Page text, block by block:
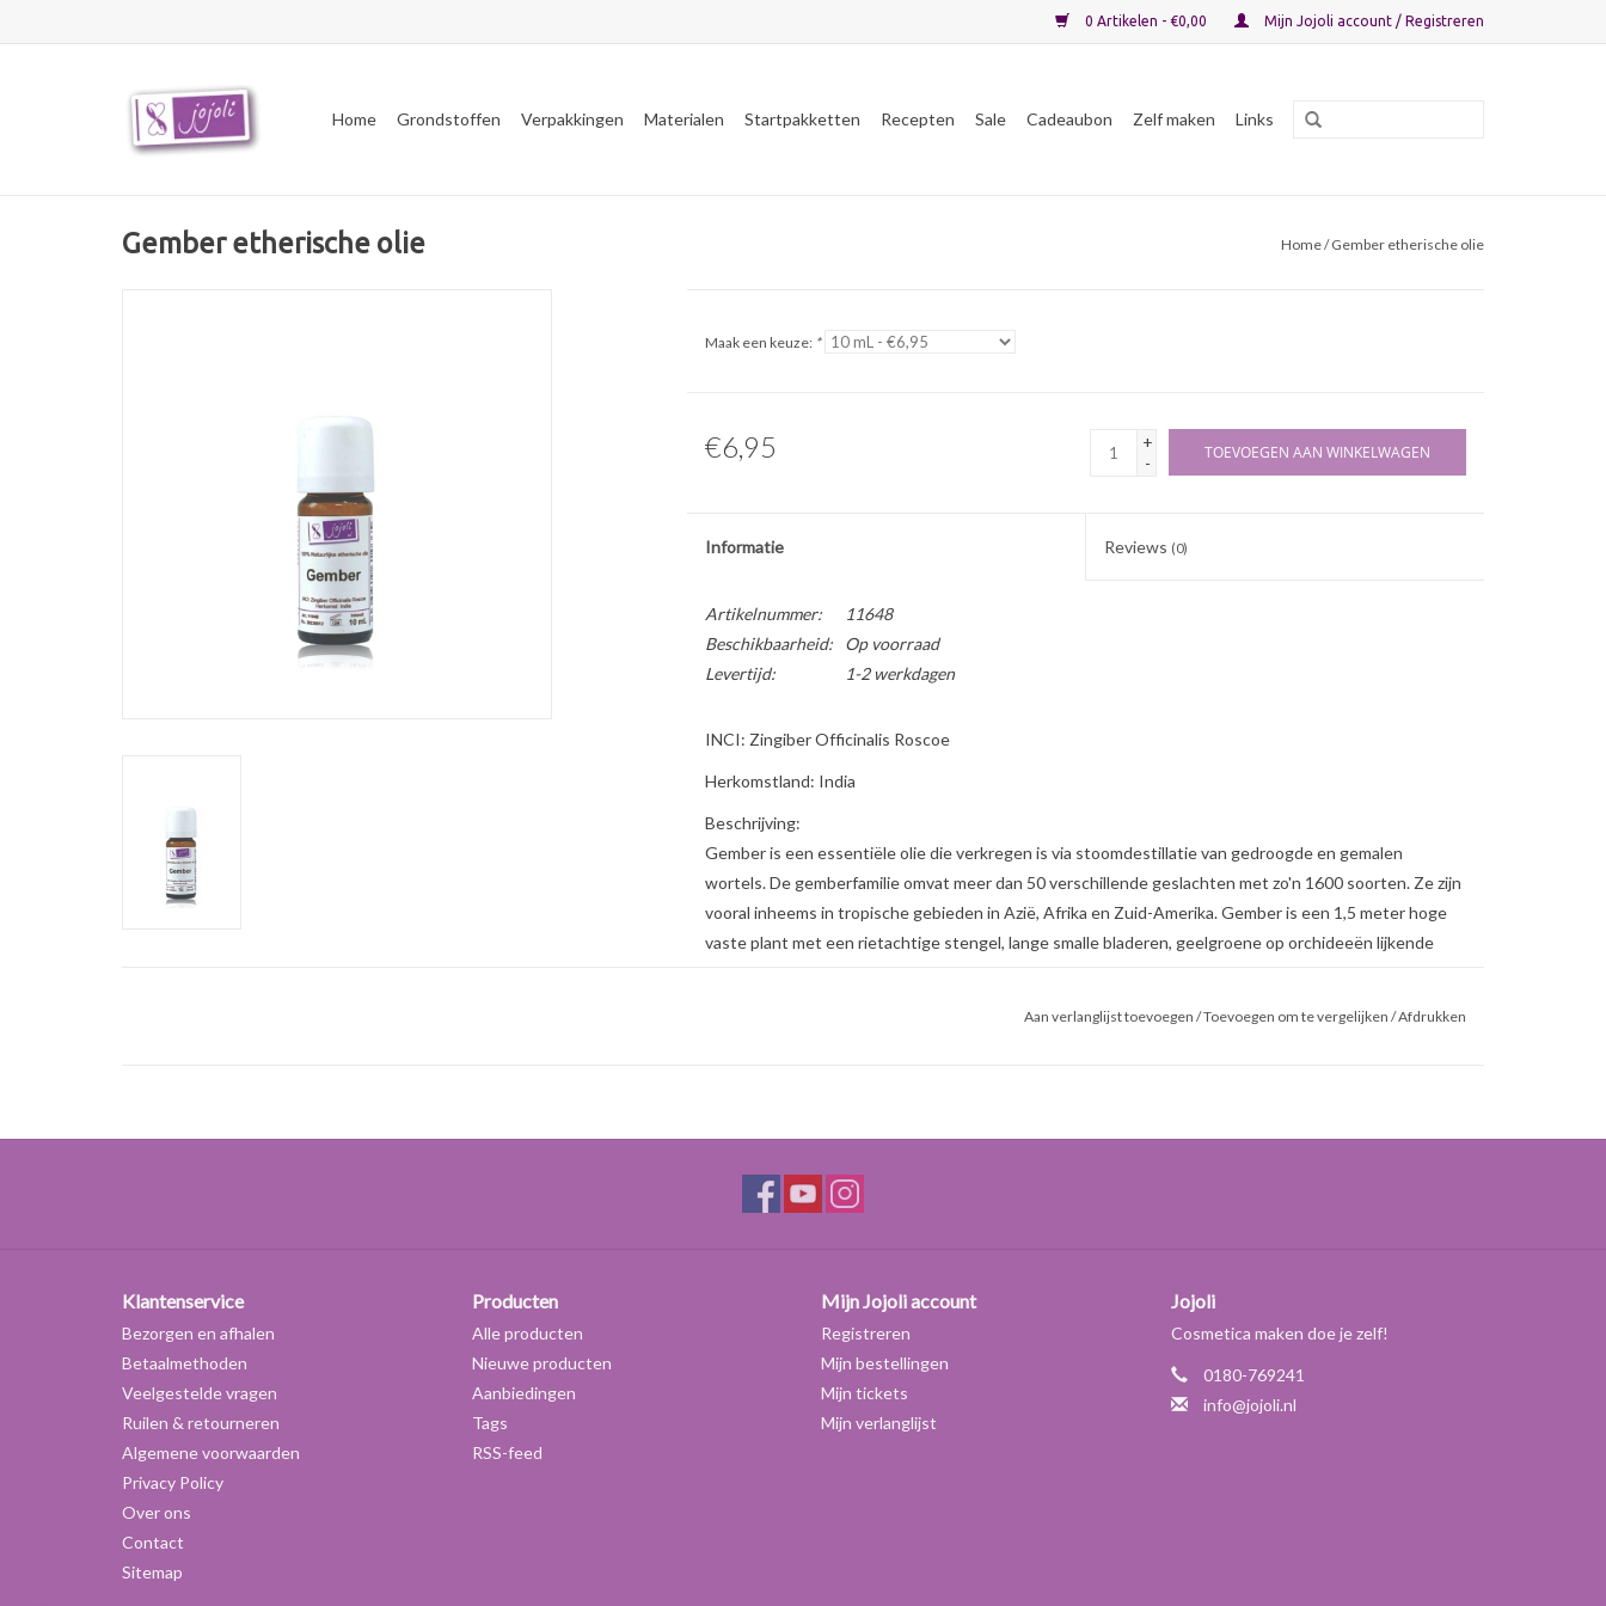
0 Artikelen - €0,00 Mijn Jojoli account / Registreren
Home Grondstoffen Verpakkingen Materialen Startpakketten Recepten Sale Cadeaubon Zelf maken Links
Gember etherische olie Home/ Gember etherische olie
Maak een keuze: *
€6,95
+
-
TOEVOEGEN AAN WINKELWAGEN
Informatie Reviews (0)
Artikelnummer:
11648
Beschikbaarheid:
Op voorraad
Levertijd:
1-2 werkdagen
INCI: Zingiber Officinalis Roscoe
Herkomstland: India
Beschrijving:
Gember is een essentiële olie die verkregen is via stoomdestillatie van gedroogde en gemalen
wortels. De gemberfamilie omvat meer dan 50 verschillende geslachten met zo'n 1600 soorten. Ze zijn
vooral inheems in tropische gebieden in Azië, Afrika en Zuid-Amerika. Gember is een 1,5 meter hoge
vaste plant met een rietachtige stengel, lange smalle bladeren, geelgroene op orchideeën lijkende
nodig is voor 1 kilo olie. De kleur van gemberolie is lichtgeel tot groen. De geur is te omschrijven als
warm en kruidig, iets van citrus en koriander met een zoete ondertoon.
schaal gebruikt in allerlei voedingsmiddelen en dranken. In de aromaverdamper verspreidt gember een
plezierig warm en kruidig aroma dat heel goed samengaat met hout/ hars oliën als sandelhout,
cederhout, wierrook. Verder gaat het goed samen met alle citrus- en bloemenoliën en oliën als
patchouli en vetiver. Via verdamping is het te gebruiken bij o.a. ontstoken neusslijmvlies. De olie
stimuleert en activeert bij vermoeidheid en de warme geur werkt opmonterend. Gemberolie kan
Aan verlanglijst toevoegen /Toevoegen om te vergelijken /Afdrukken
Klantenservice
Bezorgen en afhalen
Betaalmethoden
Veelgestelde vragen
Ruilen & retourneren
Algemene voorwaarden
Privacy Policy
Over ons
Contact
Sitemap
Producten
Alle producten
Nieuwe producten
Aanbiedingen
Tags
RSS-feed
Mijn Jojoli account
Registreren
Mijn bestellingen
Mijn tickets
Mijn verlanglijst
Jojoli
Cosmetica maken doe je zelf!
0180-769241
info@jojoli.nl